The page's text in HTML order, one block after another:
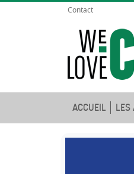
Contact
ACCUEIL LES